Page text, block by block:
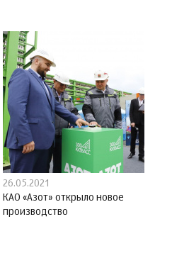
26.05.2021
КАО «Азот» открыло новое
производство